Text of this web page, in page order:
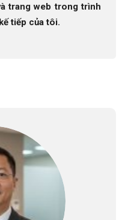
trang web trong trình
tiếp của tôi.